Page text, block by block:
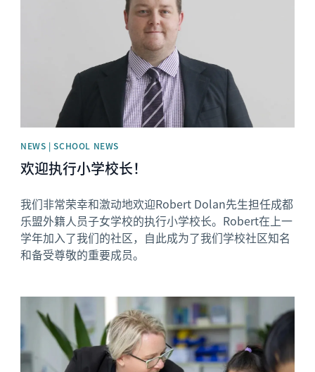
NEWS | SCHOOL NEWS
欢迎执行小学校长！
我们非常荣幸和激动地欢迎Robert Dolan先生担任成都
乐盟外籍人员子女学校的执行小学校长。Robert在上一
学年加入了我们的社区，自此成为了我们学校社区知名
和备受尊敬的重要成员。
News image